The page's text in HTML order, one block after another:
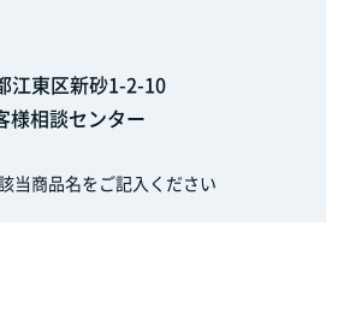
江東区新砂1-2-10
様相談センター
商品名をご記入ください